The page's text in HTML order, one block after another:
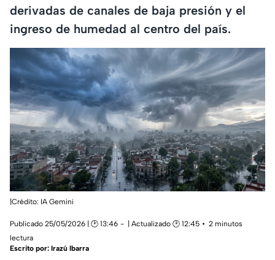
derivadas de canales de baja presión y el
ingreso de humedad al centro del país.
|Crédito: IA Gemini
Publicado 25/05/2026 | 🕑 13:46 | Actualizado 🕑 12:45
2 minutos
lectura
Escrito por: Irazú Ibarra